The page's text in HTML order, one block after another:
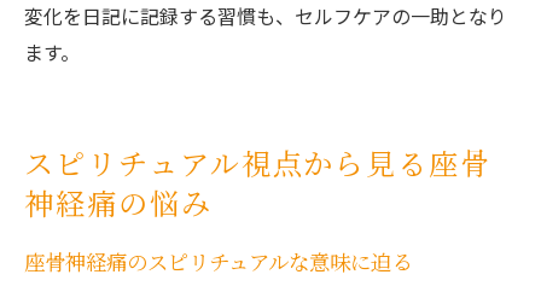
変化を日記に記録する習慣も、セルフケアの一助となり
ます。
スピリチュアル視点から見る座骨
神経痛の悩み
座骨神経痛のスピリチュアルな意味に迫る